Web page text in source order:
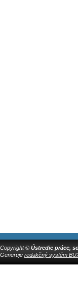
Copyright © Ústredie práce,
Generuje redakčný systém